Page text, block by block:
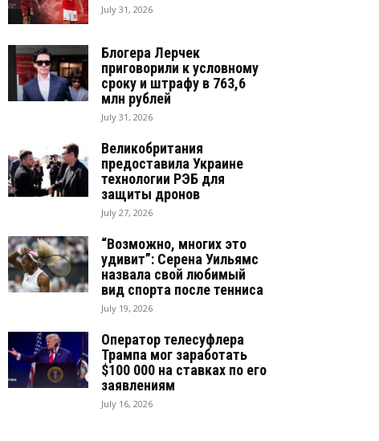
July 31, 2026
Блогера Лерчек
приговорили к условному
сроку и штрафу в 763,6
млн рублей
July 31, 2026
Великобритания
предоставила Украине
технологии РЭБ для
защиты дронов
July 27, 2026
“Возможно, многих это
удивит”: Серена Уильямс
назвала свой любимый
вид спорта после тенниса
July 19, 2026
Оператор телесуфлера
Трампа мог заработать
$100 000 на ставках по его
заявлениям
July 16, 2026